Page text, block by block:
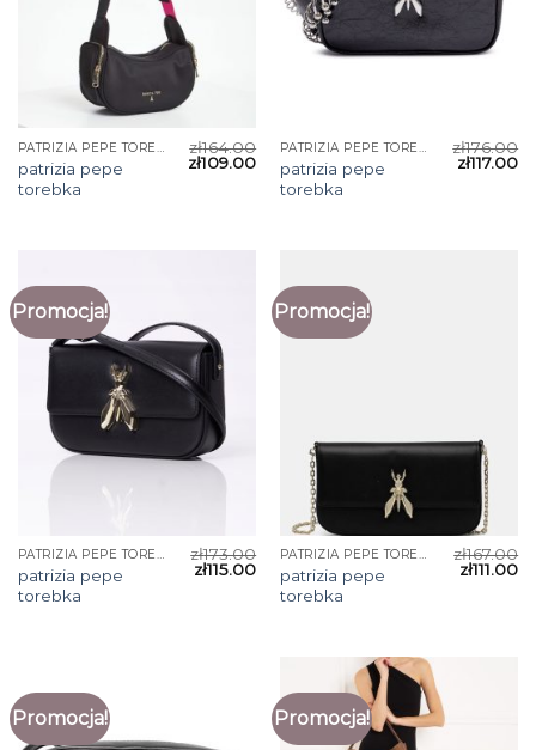
PATRIZIA PEPE TOREBKA
patrizia pepe
torebka
zł164.00
zł109.00
PATRIZIA PEPE TOREBKA
patrizia pepe
torebka
zł176.00
zł117.00
Promocja!
PATRIZIA PEPE TOREBKA
patrizia pepe
torebka
zł173.00
zł115.00
Promocja!
PATRIZIA PEPE TOREBKA
patrizia pepe
torebka
zł167.00
zł111.00
Promocja! Promocja!